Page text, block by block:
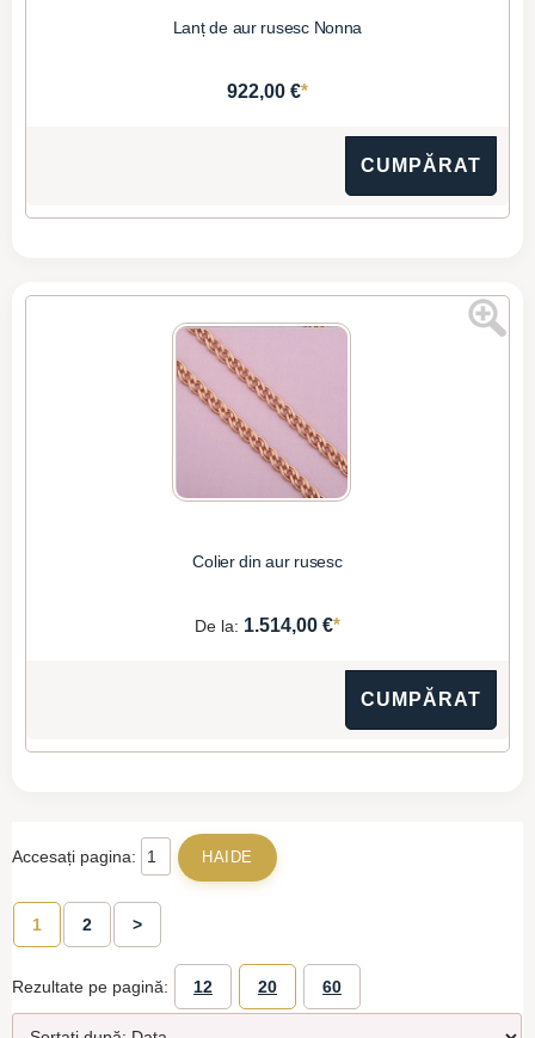
Lanț de aur rusesc Nonna
922,00 €*
CUMPĂRAT
Colier din aur rusesc
De la: 1.514,00 €*
CUMPĂRAT
Accesați pagina:
1 2 >
Rezultate pe pagină: 12 20 60